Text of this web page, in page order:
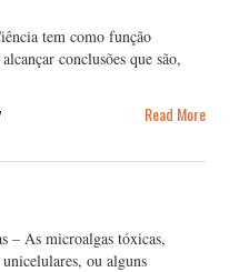
tem como função
conclusões que são,
Read More
– As microalgas tóxicas,
ou alguns